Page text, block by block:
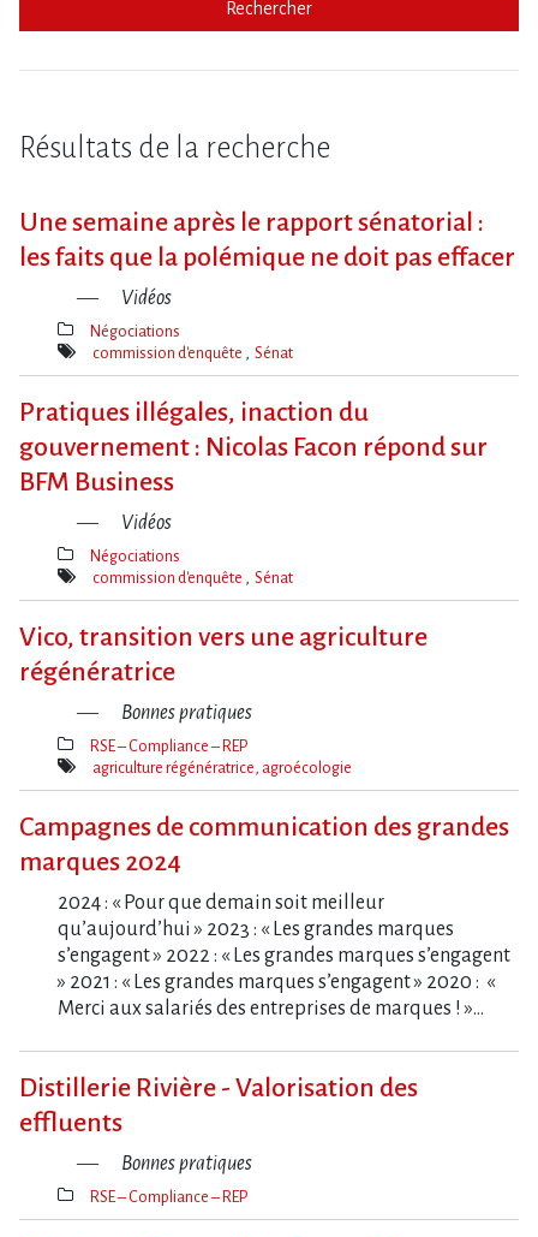
Rechercher
Résultats de la recherche
Une semaine après le rapport sénatorial :
les faits que la polémique ne doit pas effacer
Vidéos
Thèmes(s)
Négociations
Mot(s)-
commission d'enquête Sénat
Pratiques illégales, inaction du
gouvernement : Nicolas Facon répond sur
BFM Business
Vidéos
Thèmes(s)
Négociations
Mot(s)-
commission d'enquête Sénat
Vico, transition vers une agriculture
régénératrice
Bonnes pratiques
Thèmes(s)
RSE – Compliance – REP
Mot(s)-
agriculture régénératrice, agroécologie
Campagnes de communication des grandes
marques 2024
2024 : « Pour que demain soit meilleur
qu’aujourd’hui » 2023 : « Les grandes marques
s’engagent » 2022 : « Les grandes marques s’engagent
» 2021 : « Les grandes marques s’engagent » 2020 : «
Merci aux salariés des entreprises de marques ! »…
Distillerie Rivière - Valorisation des
effluents
Bonnes pratiques
Thèmes(s)
RSE – Compliance – REP